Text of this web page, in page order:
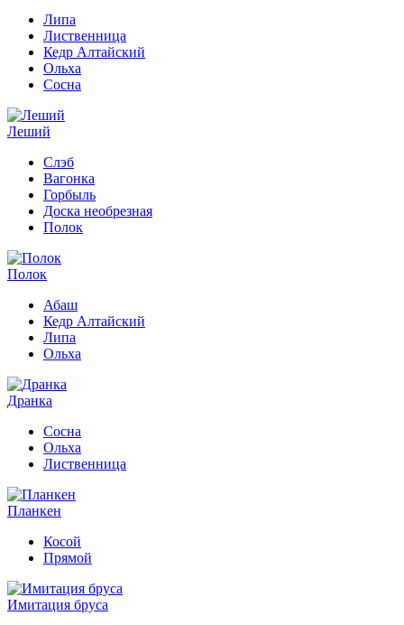
Липа
Лиственница
Кедр Алтайский
Ольха
Сосна
Леший
Слэб
Вагонка
Горбыль
Доска необрезная
Полок
Полок
Абаш
Кедр Алтайский
Липа
Ольха
Дранка
Сосна
Ольха
Лиственница
Планкен
Косой
Прямой
Имитация бруса